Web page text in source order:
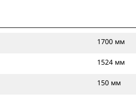
1700 мм
1524 мм
150 мм